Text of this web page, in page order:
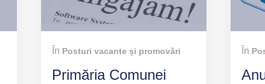
În Posturi vacante și promovări
Primăria Comunei
În